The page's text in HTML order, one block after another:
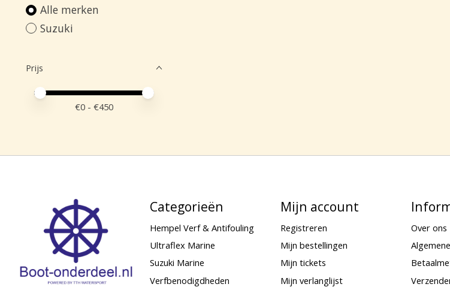
Alle merken
Suzuki
Prijs
Minimale prijswaarde
Price maximum value
€0 - €450
Categorieën
Hempel Verf & Antifouling
Ultraflex Marine
Suzuki Marine
Verfbenodigdheden
Mijn account
Registreren
Mijn bestellingen
Mijn tickets
Mijn verlanglijst
Over ons